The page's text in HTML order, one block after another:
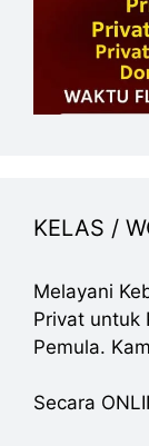
KELAS /
Melayani
Privat untuk
Pemula.
Secara